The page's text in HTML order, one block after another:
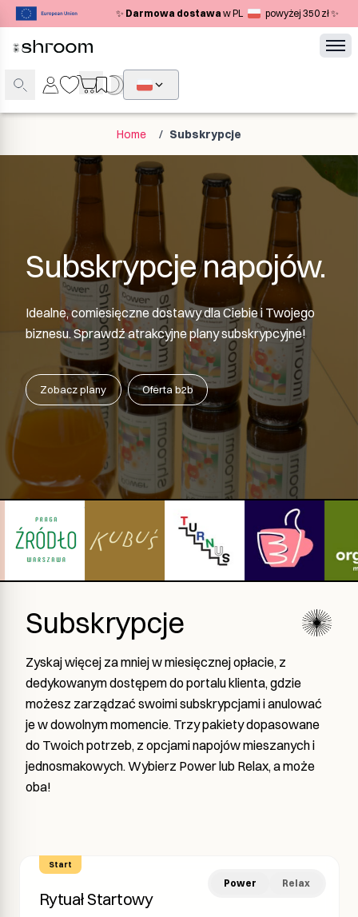
✨ Darmowa dostawaw PL powyżej 350 zł ✨
Home / Subskrypcje
Subskrypcje napojów.
Idealne, comiesięczne dostawy dla Ciebie i Twojego
biznesu. Sprawdź atrakcyjne plany subskrypcyjne!
Zobacz plany Oferta b2b
Subskrypcje
Zyskaj więcej za mniej w miesięcznej opłacie, z
dedykowanym dostępem do portalu klienta, gdzie
możesz zarządzać swoimi subskrypcjami i anulować
je w dowolnym momencie. Trzy pakiety dopasowane
do Twoich potrzeb, z opcjami napojów mieszanych i
jednosmakowych. Wybierz Power lub Relax, a może
oba!
Start
Rytuał Startowy
Power Relax